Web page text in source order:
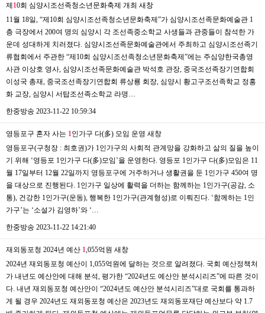
제10회 심양시조선족청소년문화축제 개최 새창
11월 18일, “제10회 심양시조선족청소년문화축제”가 심양시조선족문화예술관 1
층 극장에서 200여 명의 심양시 각 조선족중소학교 사생들과 관중들이 참석한 가
운데 성대하게 치러졌다. 심양시조선족문화예술관에서 주최하고 심양시조선족기
류협회에서 주관한 “제10회 심양시조선족청소년문화축제”에는 주심양한국총영
사관 이상호 영사, 심양시조선족문화예술관 박석호 관장, 중국조선족장기연합회
이성국 총재, 중국조선족장기연합회 류상룡 회장, 심양시 황고구조선족학교 정홍
화 교장, 심양시 서탑조선족소학교 라명…
한중방송 2023-11-22 10:59:34
영등포구 혼자 사는 1 인가구 다(多) 모임 운영 새창
영등포구(구청장 : 최호권)가 1인가구의 사회적 관계망을 강화하고 삶의 질을 높이
기 위해 ‘영등포 1인가구 다(多)모임’을 운영한다. 영등포 1인가구 다(多)모임은 11
월 17일부터 12월 22일까지 영등포구에 거주하거나 생활권을 둔 1인가구 450여 명
을 대상으로 진행된다. 1인가구 일상에 활력을 더하는 함께하는 1인가구(공감, 소
통), 건강한 1인가구(운동), 행복한 1인가구(관계형성)로 이뤄진다. ‘함께하는 1인
가구’는 ‘소설가 김영하’와 ‘…
한중방송 2023-11-22 14:21:40
재외동포청 2024년 예산 1 ,055억원 새창
2024년 재외동포청 예산이 1,055억원에 달하는 것으로 알려졌다. 국회 예산정책처
가 내년도 예산안에 대해 분석, 평가한 “2024년도 예산안 분석시리즈”에 따른 것이
다. 내년 재외동포청 예산안이 “2024년도 예산안 분석시리즈”대로 국회를 통과하
게 될 경우 2024년도 재외동포청 예산은 2023년도 재외동포재단 예산보다 약 1.7